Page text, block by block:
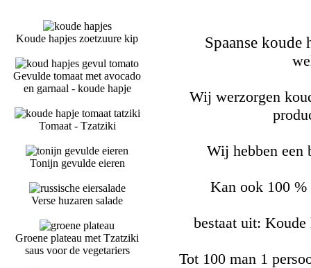
Koude hapjes zoetzuure kip
Gevulde tomaat met avocado
en garnaal - koude hapje
Tomaat - Tzatziki
Tonijn gevulde eieren
Verse huzaren salade
Groene plateau met Tzatziki
saus voor de vegetariers
Spaanse koude
Wij werzorgen
Wij hebben een
Kan ook 100 %
bestaat uit: Koude
Tot 100 man 1